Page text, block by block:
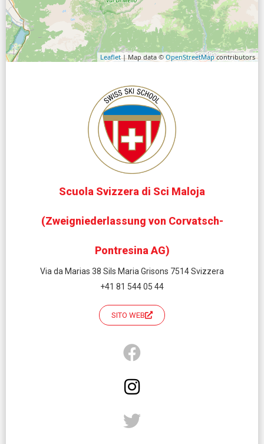
Leaflet| Map data © OpenStreetMapcontributors
Scuola Svizzera di Sci Maloja
(Zweigniederlassung von Corvatsch-
Pontresina AG)
Via da Marias 38 Sils Maria Grisons 7514 Svizzera
+41 81 544 05 44
SITO WEB